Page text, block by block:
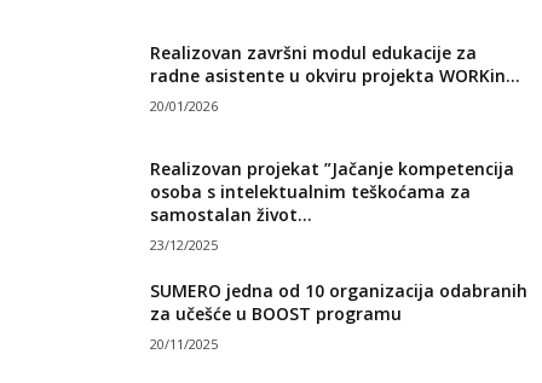
Realizovan završni modul edukacije za
radne asistente u okviru projekta WORKin...
20/01/2026
Realizovan projekat ”Jačanje kompetencija
osoba s intelektualnim teškoćama za
samostalan život...
23/12/2025
SUMERO jedna od 10 organizacija odabranih
za učešće u BOOST programu
20/11/2025